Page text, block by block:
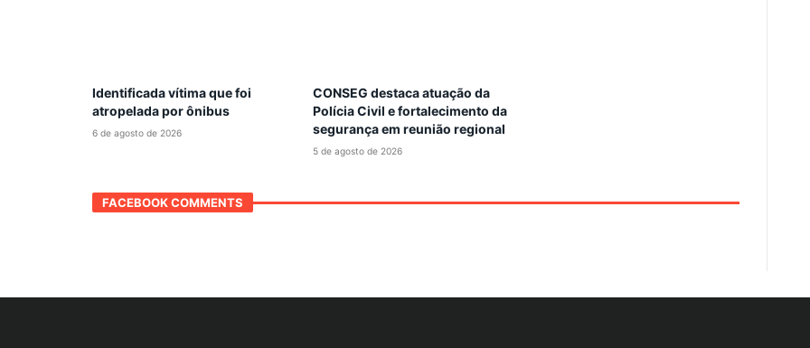
Identificada vítima que foi
atropelada por ônibus
6 de agosto de 2026
CONSEG destaca atuação da
Polícia Civil e fortalecimento da
segurança em reunião regional
5 de agosto de 2026
FACEBOOK COMMENTS